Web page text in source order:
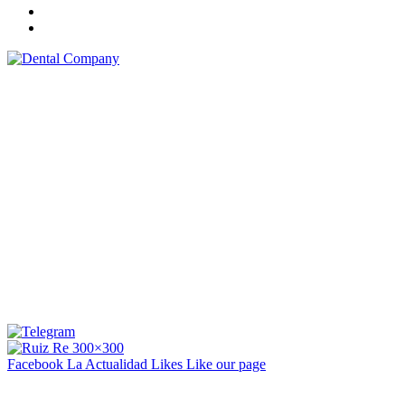
Facebook La Actualidad Likes Like our page